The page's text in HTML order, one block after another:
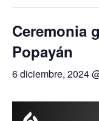
Ceremonia
Popayán
6 diciembre, 2024